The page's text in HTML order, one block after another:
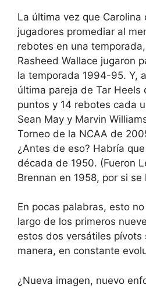
La última vez que
jugadores promediar al
rebotes en una
Rasheed Wallace jugaron
la temporada 1994-95. Y,
última pareja de Tar Heels
puntos y 14 rebotes cada
Sean May y Marvin
Torneo de la NCAA de
¿Antes de eso? Habría
década de 1950. (Fueron
Brennan en 1958, por si
En pocas palabras, esto
largo de los primeros
estos dos versátiles pívots
manera, en constante
¿Nueva imagen, nuevo